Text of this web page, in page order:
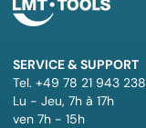
SERVICE & SUPPORT
Tel. +49 78 21 943 238
Lu - Jeu, 7h à 17h
ven 7h - 15h